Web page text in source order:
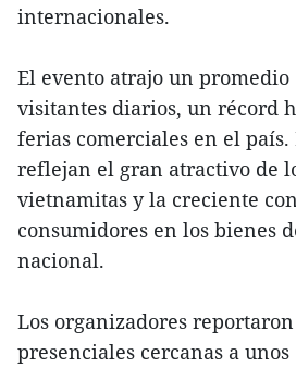
internacionales.
El evento atrajo un promedio
visitantes diarios, un récord
ferias comerciales en el país.
reflejan el gran atractivo de
vietnamitas y la creciente
consumidores en los bienes
nacional.
Los organizadores
presenciales cercanas a